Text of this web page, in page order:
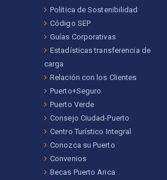
Política de Sostenibilidad
Código SEP
Guías Corporativas
Estadísticas transferencia de
carga
Relación con los Clientes
Puerto+Seguro
Puerto Verde
Consejo Ciudad-Puerto
Centro Turístico Integral
Conozca su Puerto
Convenios
Becas Puerto Arica